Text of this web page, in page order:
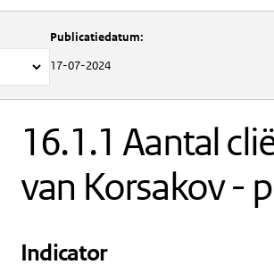
Publicatiedatum:
17-07-2024
16.1.1 Aantal
van Korsakov -
Indicator